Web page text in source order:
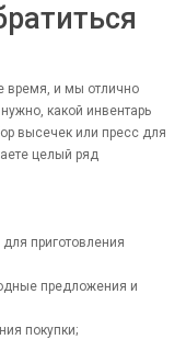
время, и мы отлично
какой инвентарь
высечек или пресс для
целый ряд
приготовления
предложения и
покупки;